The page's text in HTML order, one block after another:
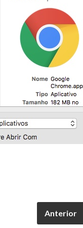
Anterior